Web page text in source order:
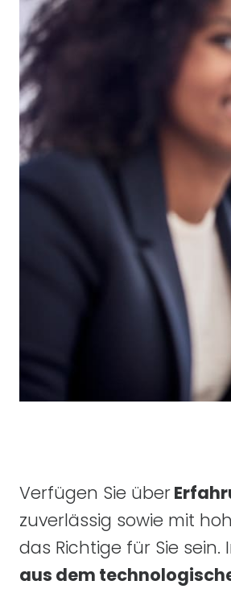
Verfügen Sie über
zuverlässig sowie mit
das Richtige für Sie
aus dem